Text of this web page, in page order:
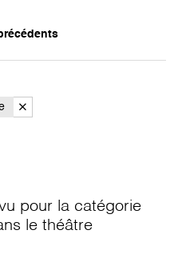
pour la catégorie
le théâtre